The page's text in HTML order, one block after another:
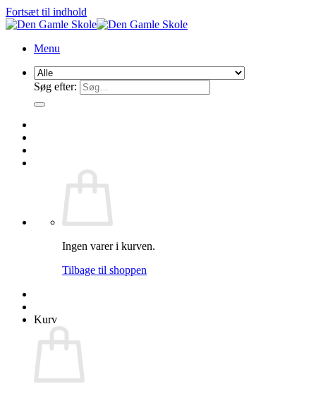
Fortsæt til indhold
Menu
Søg efter:
Ingen varer i kurven.
Tilbage til shoppen
Kurv